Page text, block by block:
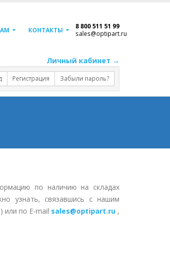
КОНТАКТЫ 8 800 511 51 99
sales@optipart.ru
Личный кабинет →
Регистрация Забыли пароль?
по наличию на складах
узнать, связавшись с нашим
или по E-mail sales@optipart.ru ,